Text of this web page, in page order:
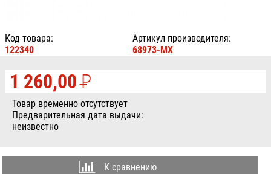
Код товара:
122340
Артикул производителя:
68973-MX
1 260,00P
УБ.
Товар временно отсутствует
Предварительная дата выдачи:
неизвестно
К сравнению